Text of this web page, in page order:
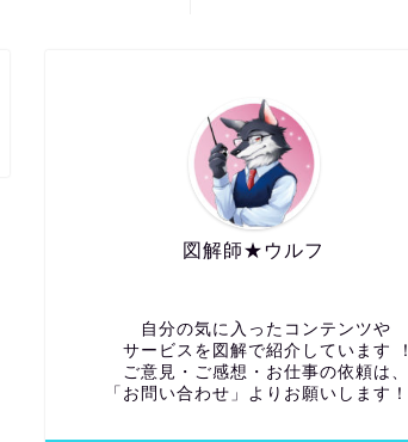
図解師★ウルフ
自分の気に入ったコンテンツや
サービスを図解で紹介しています ！
ご意見・ご感想・お仕事の依頼は、
「お問い合わせ」よりお願いします！